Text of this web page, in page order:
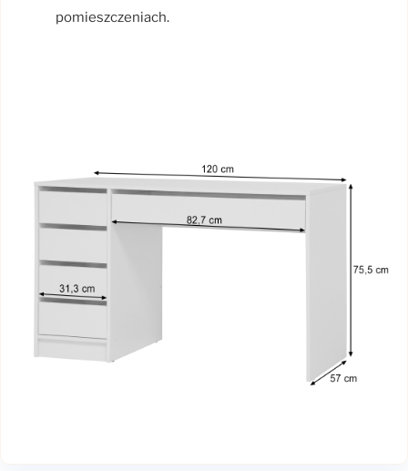
pomieszczeniach.